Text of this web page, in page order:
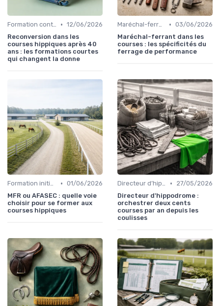
Formation continue • 12/06/2026
Reconversion dans les
courses hippiques après 40
ans : les formations courtes
qui changent la donne
Maréchal-ferrant • 03/06/2026
Maréchal-ferrant dans les
courses : les spécificités du
ferrage de performance
Formation initiale • 01/06/2026
MFR ou AFASEC : quelle voie
choisir pour se former aux
courses hippiques
Directeur d’hippodrome •
27/05/2026
Directeur d'hippodrome :
orchestrer deux cents
courses par an depuis les
coulisses